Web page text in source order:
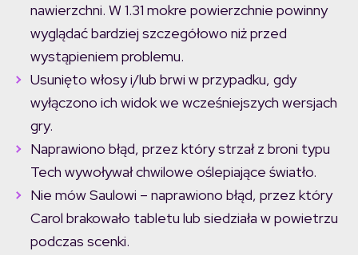
nawierzchni. W 1.31 mokre powierzchnie powinny
wyglądać bardziej szczegółowo niż przed
wystąpieniem problemu.
Usunięto włosy i/lub brwi w przypadku, gdy
wyłączono ich widok we wcześniejszych wersjach
gry.
Naprawiono błąd, przez który strzał z broni typu
Tech wywoływał chwilowe oślepiające światło.
Nie mów Saulowi – naprawiono błąd, przez który
Carol brakowało tabletu lub siedziała w powietrzu
podczas scenki.